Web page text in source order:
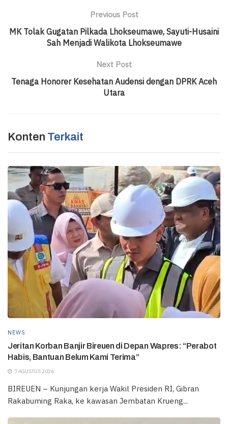
Previous Post
MK Tolak Gugatan Pilkada Lhokseumawe, Sayuti-Husaini
Sah Menjadi Walikota Lhokseumawe
Next Post
Tenaga Honorer Kesehatan Audensi dengan DPRK Aceh
Utara
Konten Terkait
NEWS
Jeritan Korban Banjir Bireuen di Depan Wapres: “Perabot
Habis, Bantuan Belum Kami Terima”
7 AGUSTUS 2026
BIREUEN – Kunjungan kerja Wakil Presiden RI, Gibran
Rakabuming Raka, ke kawasan Jembatan Krueng...